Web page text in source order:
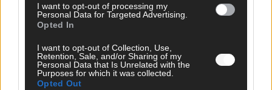
I want to opt-out of processing my
Personal Data for Targeted Advertising.
Opted In
I want to opt-out of Collection, Use,
Retention, Sale, and/or Sharing of my
Personal Data that Is Unrelated with the
Purposes for which it was collected.
Opted Out
FOLGE UNS BEI FACEBOOK